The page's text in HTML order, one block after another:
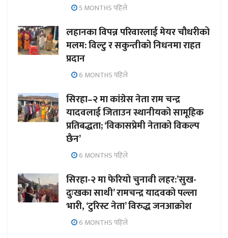
5 MONTHS पहिले
लहानका विपन्न परिवारलाई मेयर चौधरीको
मलम: विल्टु र सकुन्तीको निधनमा राहत
प्रदान
6 MONTHS पहिले
सिरहा–२ मा कांग्रेस नेता राम चन्द्र
यादवलाई जिताउन स्थानीयको सामूहिक
प्रतिबद्धता; ‘विकासप्रेमी नेताको विकल्प
छैन’
6 MONTHS पहिले
सिरहा-२ मा फेरियो चुनावी लहर:’सुख-
दुःखका साथी’ रामचन्द्र यादवको पल्ला
भारी, ‘टुरिस्ट नेता’ विरुद्ध जनआक्रोश
6 MONTHS पहिले